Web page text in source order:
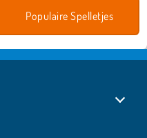
Populaire Spelletjes